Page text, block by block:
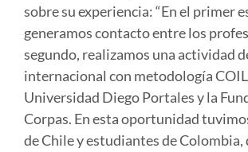
sobre su experiencia: “En el primer
generamos contacto entre los
segundo, realizamos una actividad
internacional con metodología
Universidad Diego Portales y la
Corpas. En esta oportunidad
de Chile y estudiantes de